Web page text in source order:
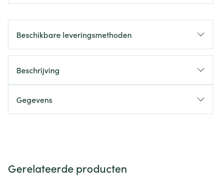
Beschikbare leveringsmethoden
Beschrijving
Gegevens
Gerelateerde producten